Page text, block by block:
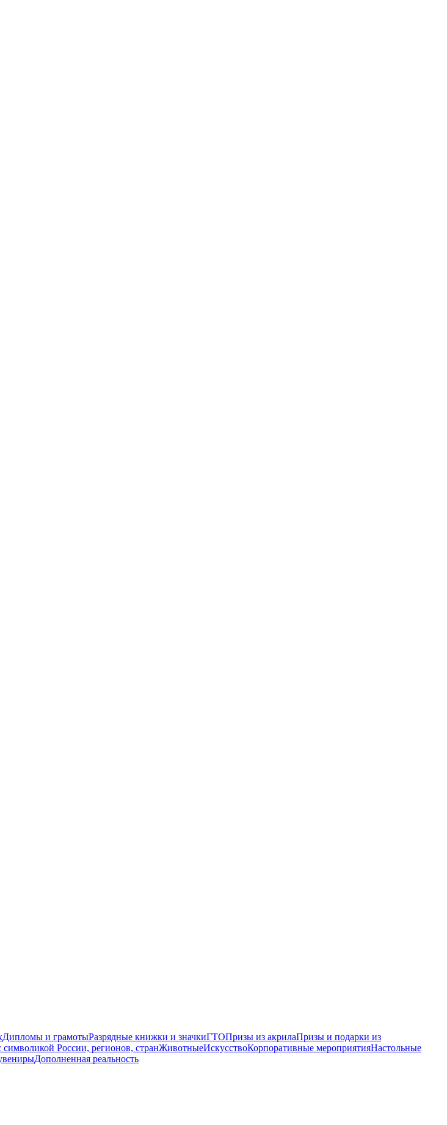
Дипломы и грамотыРазрядные книжки и значкиГТОПризы из акрилаПризы и подарки из
России, регионов, странЖивотныеИскусствоКорпоративные мероприятияНастольные
Дополненная реальность